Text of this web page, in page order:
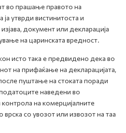
во прашање правото на
утврди вистинитоста и
документ или декларација
на царинската вредност.
исто така е предвидено дека во
на прифаќање на декларацијата,
пуштање на стоката поради
наведени во
на комерцијалните
со увозот или извозот на таа